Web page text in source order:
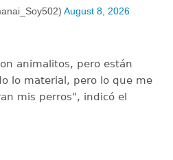
August 8, 2026
animalitos, pero están
lo material, pero lo que me
mis perros", indicó el